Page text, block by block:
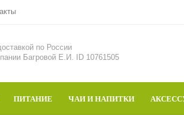
по России
Багровой Е.И. ID 10761505
ПИТАНИЕ ЧАИ И НАПИТКИ